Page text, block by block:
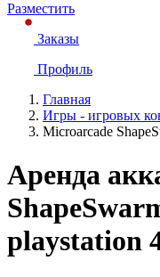
Разместить
Заказы
Профиль
Главная
Игры - игровых
Microarcade
Аренда
playstation